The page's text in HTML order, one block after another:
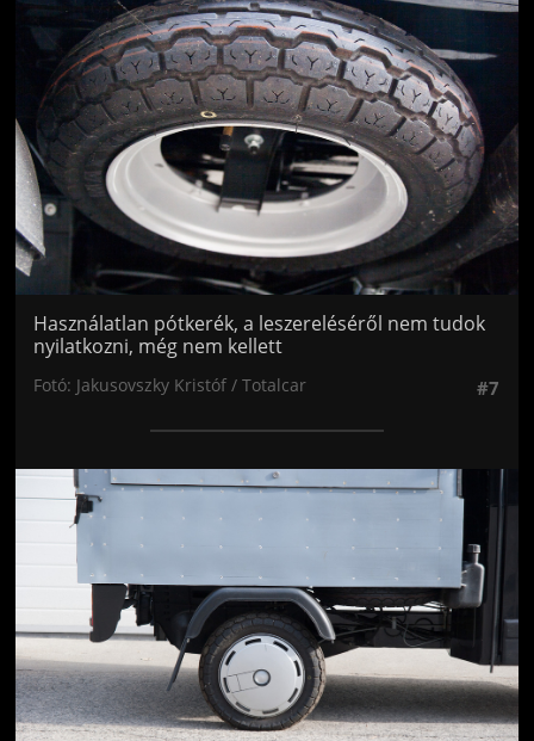
Használatlan pótkerék, a leszereléséről nem tudok
nyilatkozni, még nem kellett
Fotó: Jakusovszky Kristóf / Totalcar #7
Jön még kép!